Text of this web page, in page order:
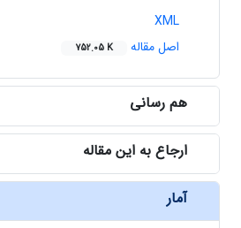
XML
اصل مقاله
752.05 K
هم رسانی
ارجاع به این مقاله
آمار